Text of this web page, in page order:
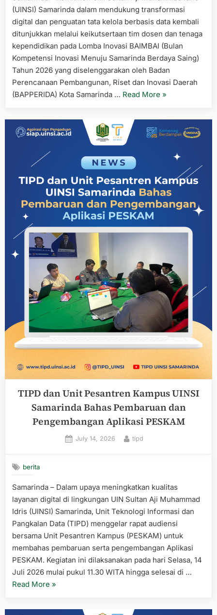
(UINSI) Samarinda dalam mendukung transformasi
digital dan penguatan tata kelola berbasis data kembali
ditunjukkan melalui keikutsertaan tim dosen dan tenaga
kependidikan pada Lomba Inovasi BAIMBAI (Bulan
Kompetensi Inovasi Menuju Samarinda Berdaya Saing)
Tahun 2026 yang diselenggarakan oleh Badan
Perencanaan Pembangunan, Riset dan Inovasi Daerah
(BAPPERIDA) Kota Samarinda … Read More “TIM
Samarinda
Tampilkan
Digital
Study
pada
Lomba
BAIMBAI
Samarinda”
»
TIPD dan Unit Pesantren Kampus UINSI
Samarinda Bahas Pembaruan dan
Pengembangan Aplikasi PESKAM
Posted
July 14, 2026 By
tipd
berita
Samarinda – Dalam upaya meningkatkan kualitas
layanan digital di lingkungan UIN Sultan Aji Muhammad
Idris (UINSI) Samarinda, Unit Teknologi Informasi dan
Pangkalan Data (TIPD) menggelar rapat audiensi
bersama Unit Pesantren Kampus (PESKAM) untuk
membahas pembaruan serta pengembangan Aplikasi
PESKAM. Kegiatan ini dilaksanakan pada hari Selasa, 14
Juli 2026 mulai pukul 11.30 WITA hingga selesai di …
Read More “TIPD
Unit
»